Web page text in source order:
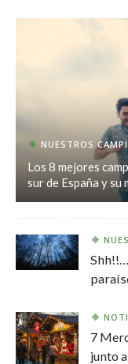
NUESTROS
Los 8 mejores
sur de España y
7
junto